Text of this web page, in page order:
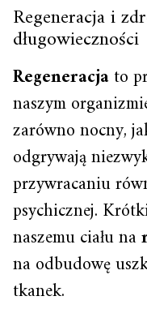
Regeneracja i
długowieczności
Regeneracjato
naszym
zarówno nocny,
odgrywają
przywracaniu
psychicznej.
naszemu ciału na
na odbudowę
tkanek.